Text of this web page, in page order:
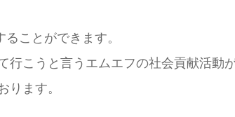
ことができます。
行こうと言うエムエフの社会貢献活動
ります。